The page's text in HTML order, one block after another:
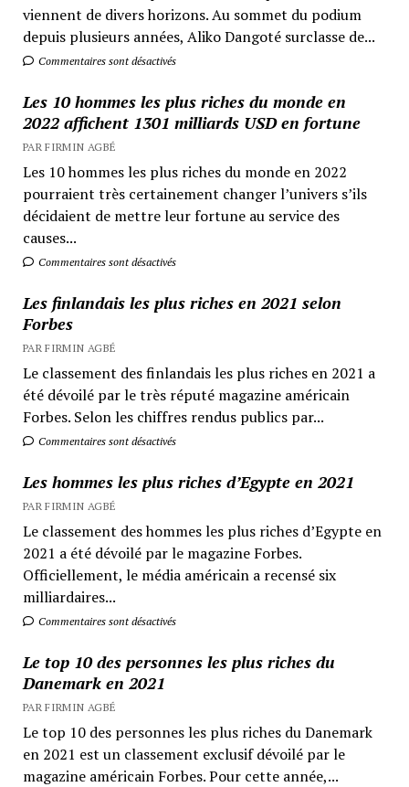
viennent de divers horizons. Au sommet du podium
depuis plusieurs années, Aliko Dangoté surclasse de...
Commentaires sont désactivés
Les 10 hommes les plus riches du monde en
2022 affichent 1301 milliards USD en fortune
PAR FIRMIN AGBÉ
Les 10 hommes les plus riches du monde en 2022
pourraient très certainement changer l’univers s’ils
décidaient de mettre leur fortune au service des
causes...
Commentaires sont désactivés
Les finlandais les plus riches en 2021 selon
Forbes
PAR FIRMIN AGBÉ
Le classement des finlandais les plus riches en 2021 a
été dévoilé par le très réputé magazine américain
Forbes. Selon les chiffres rendus publics par...
Commentaires sont désactivés
Les hommes les plus riches d’Egypte en 2021
PAR FIRMIN AGBÉ
Le classement des hommes les plus riches d’Egypte en
2021 a été dévoilé par le magazine Forbes.
Officiellement, le média américain a recensé six
milliardaires...
Commentaires sont désactivés
Le top 10 des personnes les plus riches du
Danemark en 2021
PAR FIRMIN AGBÉ
Le top 10 des personnes les plus riches du Danemark
en 2021 est un classement exclusif dévoilé par le
magazine américain Forbes. Pour cette année,...